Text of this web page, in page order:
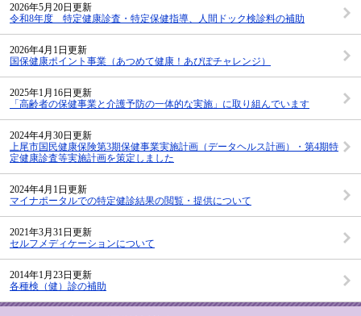
2026年5月20日更新
令和8年度 特定健康診査・特定保健指導、人間ドック検診料の補助
2026年4月1日更新
国保健康ポイント事業（あつめて健康！あぴぽチャレンジ）
2025年1月16日更新
「高齢者の保健事業と介護予防の一体的な実施」に取り組んでいます
2024年4月30日更新
上尾市国民健康保険第3期保健事業実施計画（データヘルス計画）・第4期特
定健康診査等実施計画を策定しました
2024年4月1日更新
マイナポータルでの特定健診結果の閲覧・提供について
2021年3月31日更新
セルフメディケーションについて
2014年1月23日更新
各種検（健）診の補助